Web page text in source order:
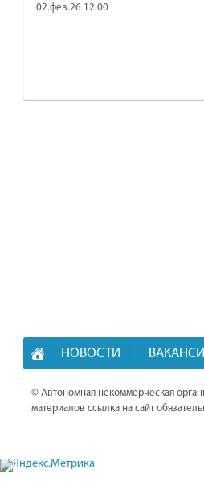
02.фев.26 12:00
НОВОСТИ
© Автономная некоммерческая
материалов ссылка на сайт